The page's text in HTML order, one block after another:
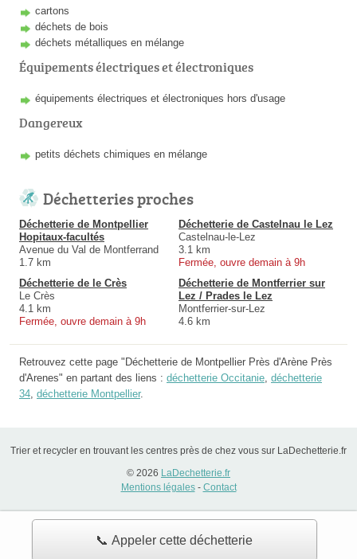
📞 Appeler cette déchetterie
cartons
déchets de bois
déchets métalliques en mélange
Équipements électriques et électroniques
équipements électriques et électroniques hors d'usage
Dangereux
petits déchets chimiques en mélange
Déchetteries proches
Déchetterie de Montpellier
Hopitaux-facultés
Avenue du Val de Montferrand
1.7 km
Déchetterie de Castelnau le Lez
Castelnau-le-Lez
3.1 km
Fermée, ouvre demain à 9h
Déchetterie de le Crès
Le Crès
4.1 km
Fermée, ouvre demain à 9h
Déchetterie de Montferrier sur
Lez / Prades le Lez
Montferrier-sur-Lez
4.6 km
Retrouvez cette page "Déchetterie de Montpellier Près d'Arène Près
d'Arenes" en partant des liens : déchetterie Occitanie déchetterie
34 déchetterie Montpellier.
Trier et recycler en trouvant les centres près de chez vous sur LaDechetterie.fr
© 2026 LaDechetterie.fr
Mentions légales- Contact